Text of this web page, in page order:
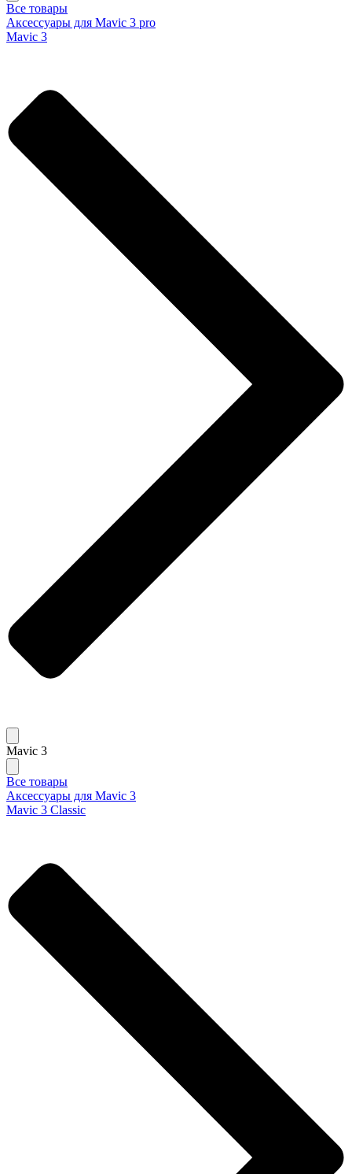
Все товары
Аксессуары для Mavic 3 pro
Mavic 3
Mavic 3
Все товары
Аксессуары для Mavic 3
Mavic 3 Classic